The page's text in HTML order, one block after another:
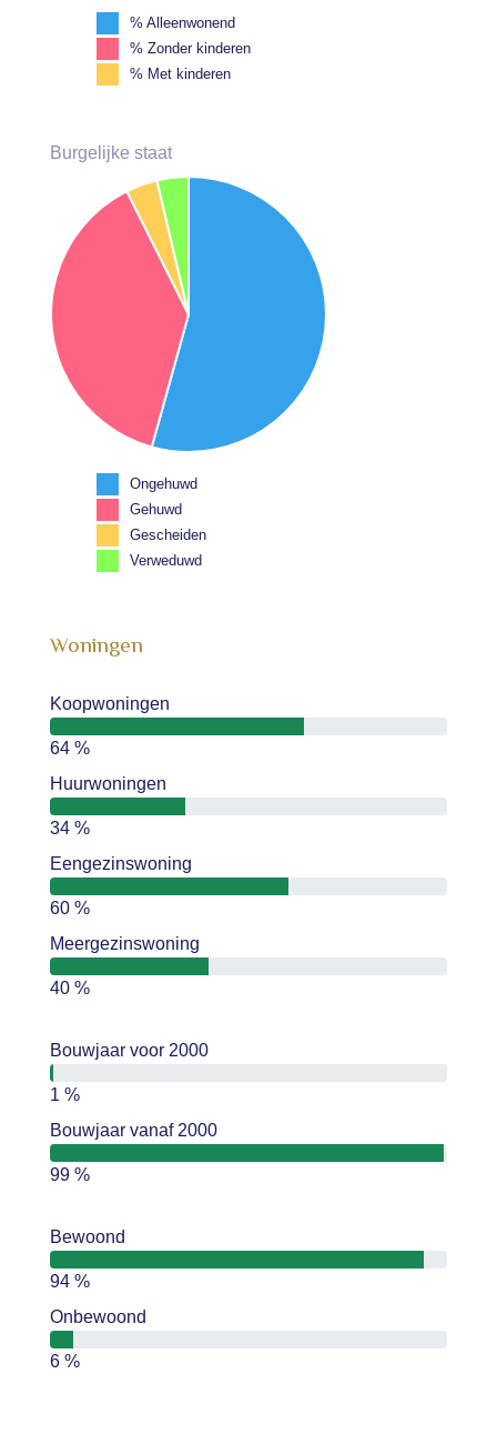
% Alleenwonend
% Zonder kinderen
% Met kinderen
Burgelijke staat
Ongehuwd
Gehuwd
Gescheiden
Verweduwd
Woningen
Koopwoningen
64 %
Huurwoningen
34 %
Eengezinswoning
60 %
Meergezinswoning
40 %
Bouwjaar voor 2000
1 %
Bouwjaar vanaf 2000
99 %
Bewoond
94 %
Onbewoond
6 %